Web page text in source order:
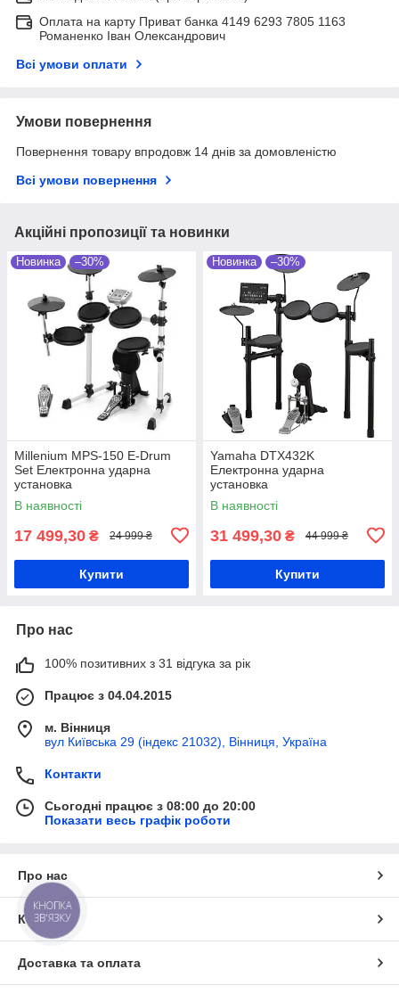
Оплата на карту Приват банка 4149 6293 7805 1163
Романенко Іван Олександрович
Всі умови оплати
Умови повернення
Повернення товару впродовж 14 днів за домовленістю
Всі умови повернення
Акційні пропозиції та новинки
Новинка –30%
Millenium MPS-150 E-Drum
Set Електронна ударна
установка
В наявності
17 499,30 ₴ 24 999 ₴
Купити
Новинка –30%
Yamaha DTX432K
Електронна ударна
установка
В наявності
31 499,30 ₴ 44 999 ₴
Купити
Про нас
100% позитивних з 31 відгука за рік
Працює з 04.04.2015
м. Вінниця
вул Київська 29 (індекс 21032), Вінниця, Україна
Контакти
Сьогодні працює з 08:00 до 20:00
Показати весь графік роботи
Про нас
Контакти
Доставка та оплата
КНОПКА
ЗВ'ЯЗКУ